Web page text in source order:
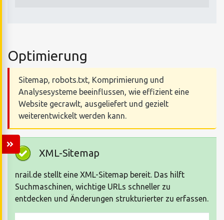
Optimierung
Sitemap, robots.txt, Komprimierung und
Analysesysteme beeinflussen, wie effizient eine
Website gecrawlt, ausgeliefert und gezielt
weiterentwickelt werden kann.
XML-Sitemap
nrail.de stellt eine XML-Sitemap bereit. Das hilft
Suchmaschinen, wichtige URLs schneller zu
entdecken und Änderungen strukturierter zu erfassen.